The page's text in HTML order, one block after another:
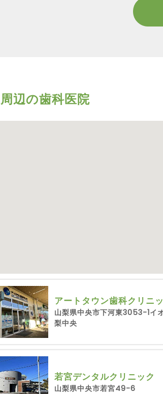
周辺の歯科医院
アートタウン歯科クリニ
山梨県中央市下河東3053-1イ
梨中央
若宮デンタルクリニック
山梨県中央市若宮49-6